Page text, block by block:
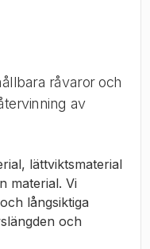
råvaror och
av
lättviktsmaterial
material. Vi
långsiktiga
och